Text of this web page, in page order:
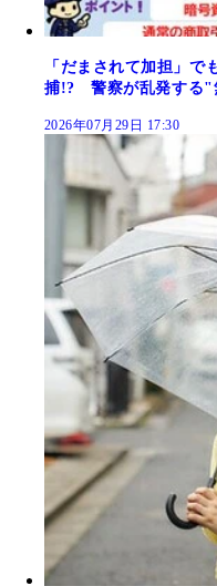
「だまされて加担」で
捕!? 警察が乱発する"
2026年07月29日 17:30